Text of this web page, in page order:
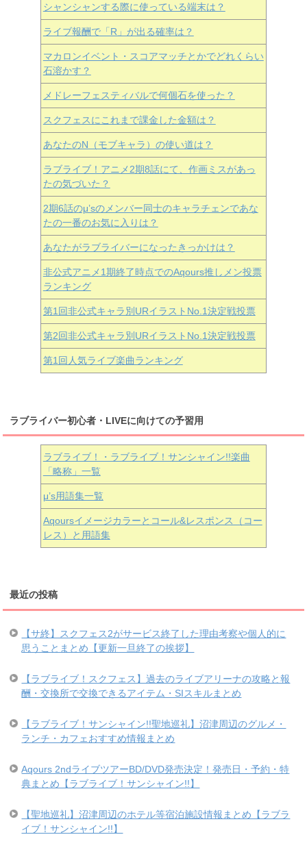
シャンシャンする際に使っている端末は？
ライブ報酬で「R」が出る確率は？
マカロンイベント・スコアマッチとかでどれくらい
石溶かす？
メドレーフェスティバルで何個石を使った？
スクフェスにこれまで課金した金額は？
あなたのN（モブキャラ）の使い道は？
ラブライブ！アニメ2期8話にて、作画ミスがあっ
たの気づいた？
2期6話のμ’sのメンバー同士のキャラチェンであな
たの一番のお気に入りは？
あなたがラブライバーになったきっかけは？
非公式アニメ1期終了時点でのAqours推しメン投票
ランキング
第1回非公式キャラ別URイラストNo.1決定戦投票
第2回非公式キャラ別URイラストNo.1決定戦投票
第1回人気ライブ楽曲ランキング
ラブライバー初心者・LIVEに向けての予習用
ラブライブ！・ラブライブ！サンシャイン!!楽曲
「略称」一覧
μ’s用語集一覧
Aqoursイメージカラーとコール&レスポンス（コー
レス）と用語集
最近の投稿
【サ終】スクフェス2がサービス終了した理由考察や個人的に
思うことまとめ【更新一旦終了の挨拶】
【ラブライブ！スクフェス】過去のライブアリーナの攻略と報
酬・交換所で交換できるアイテム・SIスキルまとめ
【ラブライブ！サンシャイン!!聖地巡礼】沼津周辺のグルメ・
ランチ・カフェおすすめ情報まとめ
Aqours 2ndライブツアーBD/DVD発売決定！発売日・予約・特
典まとめ【ラブライブ！サンシャイン!!】
【聖地巡礼】沼津周辺のホテル等宿泊施設情報まとめ【ラブラ
イブ！サンシャイン!!】